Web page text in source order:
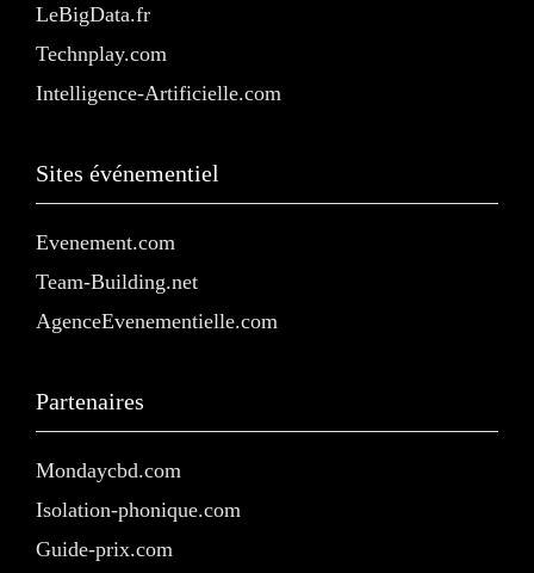
LeBigData.fr
Technplay.com
Intelligence-Artificielle.com
Sites événementiel
Evenement.com
Team-Building.net
AgenceEvenementielle.com
Partenaires
Mondaycbd.com
Isolation-phonique.com
Guide-prix.com